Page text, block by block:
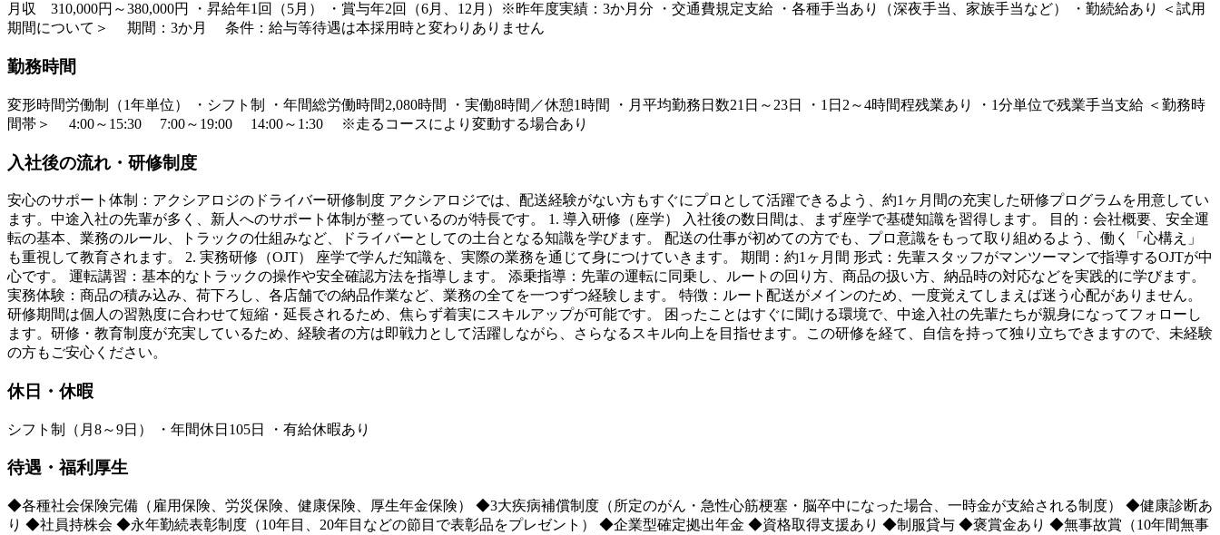
月収 310,000円～380,000円 ・昇給年1回（5月） ・賞与年2回（6月、12月）※昨年度実績：3か月分 ・交通費規定支給 ・各種手当あり（深夜手当、家族手当など） ・勤続給あり ＜試用
期間について＞ 期間：3か月 条件：給与等待遇は本採用時と変わりありません
勤務時間
変形時間労働制（1年単位） ・シフト制 ・年間総労働時間2,080時間 ・実働8時間／休憩1時間 ・月平均勤務日数21日～23日 ・1日2～4時間程残業あり ・1分単位で残業手当支給 ＜勤務時
間帯＞ 4:00～15:30 7:00～19:00 14:00～1:30 ※走るコースにより変動する場合あり
入社後の流れ・研修制度
安心のサポート体制：アクシアロジのドライバー研修制度 アクシアロジでは、配送経験がない方もすぐにプロとして活躍できるよう、約1ヶ月間の充実した研修プログラムを用意してい
ます。中途入社の先輩が多く、新人へのサポート体制が整っているのが特長です。 1. 導入研修（座学） 入社後の数日間は、まず座学で基礎知識を習得します。 目的：会社概要、安全運
転の基本、業務のルール、トラックの仕組みなど、ドライバーとしての土台となる知識を学びます。 配送の仕事が初めての方でも、プロ意識をもって取り組めるよう、働く「心構え」
も重視して教育されます。 2. 実務研修（OJT） 座学で学んだ知識を、実際の業務を通じて身につけていきます。 期間：約1ヶ月間 形式：先輩スタッフがマンツーマンで指導するOJTが中
心です。 運転講習：基本的なトラックの操作や安全確認方法を指導します。 添乗指導：先輩の運転に同乗し、ルートの回り方、商品の扱い方、納品時の対応などを実践的に学びます。
実務体験：商品の積み込み、荷下ろし、各店舗での納品作業など、業務の全てを一つずつ経験します。 特徴：ルート配送がメインのため、一度覚えてしまえば迷う心配がありません。
研修期間は個人の習熟度に合わせて短縮・延長されるため、焦らず着実にスキルアップが可能です。 困ったことはすぐに聞ける環境で、中途入社の先輩たちが親身になってフォローし
ます。研修・教育制度が充実しているため、経験者の方は即戦力として活躍しながら、さらなるスキル向上を目指せます。この研修を経て、自信を持って独り立ちできますので、未経験
の方もご安心ください。
休日・休暇
シフト制（月8～9日） ・年間休日105日 ・有給休暇あり
待遇・福利厚生
◆各種社会保険完備（雇用保険、労災保険、健康保険、厚生年金保険） ◆3大疾病補償制度（所定のがん・急性心筋梗塞・脳卒中になった場合、一時金が支給される制度） ◆健康診断あ
り ◆社員持株会 ◆永年勤続表彰制度（10年目、20年目などの節目で表彰品をプレゼント） ◆企業型確定拠出年金 ◆資格取得支援あり ◆制服貸与 ◆褒賞金あり ◆無事故賞（10年間無事